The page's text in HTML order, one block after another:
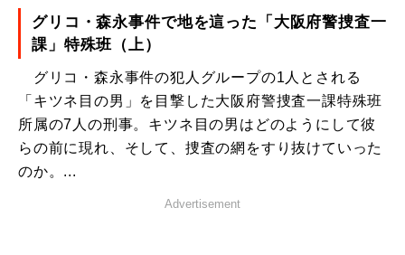
グリコ・森永事件で地を這った「大阪府警捜査一
課」特殊班（上）
グリコ・森永事件の犯人グループの1人とされる
「キツネ目の男」を目撃した大阪府警捜査一課特殊班
所属の7人の刑事。キツネ目の男はどのようにして彼
らの前に現れ、そして、捜査の網をすり抜けていった
のか。...
Advertisement